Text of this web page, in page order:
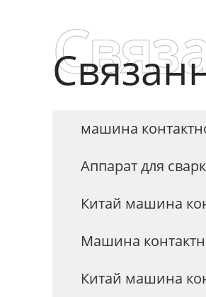
машина
Аппарат для
Китай машина
Машина
Китай машина